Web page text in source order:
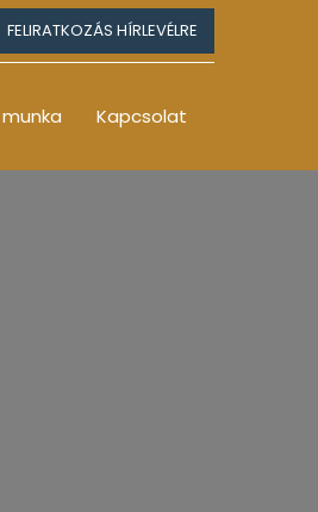
FELIRATKOZÁS HÍRLEVÉLRE
Kapcsolat